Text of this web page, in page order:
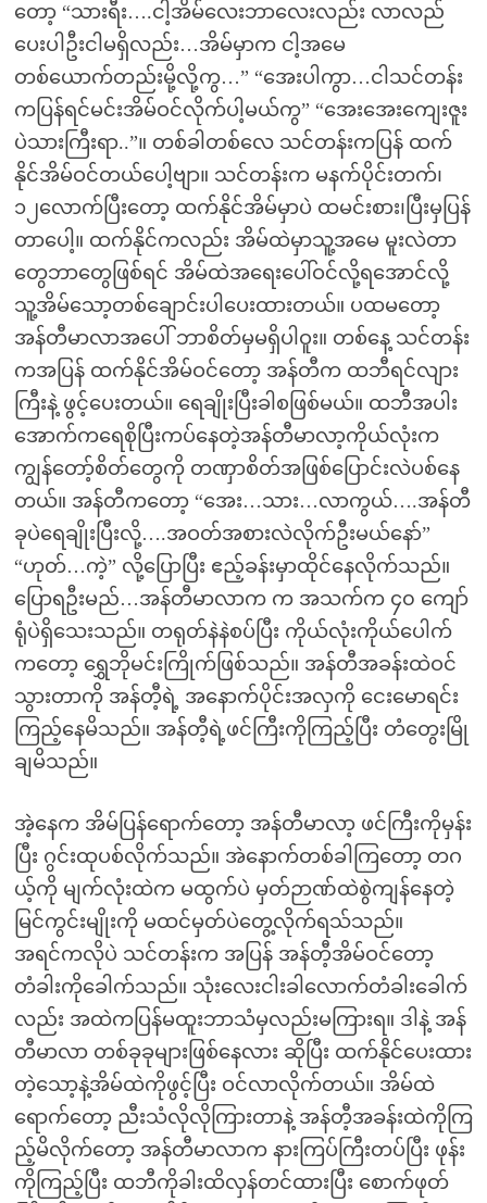
တော့ “သားရီး….ငါ့အိမ်လေးဘာလေးလည်း လာလည်
ပေးပါဦးငါမရှိလည်း…အိမ်မှာက ငါ့အမေ
တစ်ယောက်တည်းမို့လို့ကွ…” “အေးပါကွာ…ငါသင်တန်း
ကပြန်ရင်မင်းအိမ်ဝင်လိုက်ပါ့မယ်ကွ” “အေးအေးကျေးဇူး
ပဲသားကြီးရာ..”။ တစ်ခါတစ်လေ သင်တန်းကပြန် ထက်
နိုင်အိမ်ဝင်တယ်ပေါ့ဗျာ။ သင်တန်းက မနက်ပိုင်းတက်၊
၁၂လောက်ပြီးတော့ ထက်နိုင်အိမ်မှာပဲ ထမင်းစား၊ပြီးမှပြန်
တာပေါ့။ ထက်နိုင်ကလည်း အိမ်ထဲမှာသူ့အမေ မူးလဲတာ
တွေဘာတွေဖြစ်ရင် အိမ်ထဲအရေးပေါ်ဝင်လို့ရအောင်လို့
သူ့အိမ်သော့တစ်ချောင်းပါပေးထားတယ်။ ပထမတော့
အန်တီမာလာအပေါ် ဘာစိတ်မှမရှိပါဝူး။ တစ်နေ့ သင်တန်း
ကအပြန် ထက်နိုင်အိမ်ဝင်တော့ အန်တီက ထဘီရင်လျား
ကြီးနဲ့ ဖွင့်ပေးတယ်။ ရေချိုးပြီးခါစဖြစ်မယ်။ ထဘီအပါး
အောက်ကရေစိုပြီးကပ်နေတဲ့အန်တီမာလာ့ကိုယ်လုံးက
ကျွန်တော့်စိတ်တွေကို တဏှာစိတ်အဖြစ်ပြောင်းလဲပစ်နေ
တယ်။ အန်တီကတော့ “အေး…သား…လာကွယ်….အန်တီ
ခုပဲရေချိုးပြီးလို့….အဝတ်အစားလဲလိုက်ဦးမယ်နော်”
“ဟုတ်…ကဲ့” လို့ပြောပြီး ဧည့်ခန်းမှာထိုင်နေလိုက်သည်။
ပြောရဦးမည်…အန်တီမာလာက က အသက်က ၄၀ ကျော်
ရုံပဲရှိသေးသည်။ တရုတ်နဲနဲစပ်ပြီး ကိုယ်လုံးကိုယ်ပေါက်
ကတော့ ရွှေဘိုမင်းကြိုက်ဖြစ်သည်။ အန်တီအခန်းထဲဝင်
သွားတာကို အန်တီ့ရဲ့ အနောက်ပိုင်းအလှကို ငေးမောရင်း
ကြည့်နေမိသည်။ အန်တီ့ရဲ့ဖင်ကြီးကိုကြည့်ပြီး တံတွေးမြို
ချမိသည်။
အဲ့နေက အိမ်ပြန်ရောက်တော့ အန်တီမာလာ့ ဖင်ကြီးကိုမှန်း
ပြီး ဂွင်းထုပစ်လိုက်သည်။ အဲနောက်တစ်ခါကြတော့ တဂ
ယ့်ကို မျက်လုံးထဲက မထွက်ပဲ မှတ်ဉာဏ်ထဲစွဲကျန်နေတဲ့
မြင်ကွင်းမျိုးကို မထင်မှတ်ပဲတွေ့လိုက်ရသ်သည်။
အရင်ကလိုပဲ သင်တန်းက အပြန် အန်တီ့အိမ်ဝင်တော့
တံခါးကိုခေါက်သည်။ သုံးလေးငါးခါလောက်တံခါးခေါက်
လည်း အထဲကပြန်မထူးဘာသံမှလည်းမကြားရ။ ဒါနဲ့ အန်
တီမာလာ တစ်ခုခုများဖြစ်နေလား ဆိုပြီး ထက်နိုင်ပေးထား
တဲ့သော့နဲ့အိမ်ထဲကိုဖွင့်ပြီး ဝင်လာလိုက်တယ်။ အိမ်ထဲ
ရောက်တော့ ညီးသံလိုလိုကြားတာနဲ့ အန်တီ့အခန်းထဲကိုကြ
ည့်မိလိုက်တော့ အန်တီမာလာက နားကြပ်ကြီးတပ်ပြီး ဖုန်း
ကိုကြည့်ပြီး ထဘီကိုခါးထိလှန်တင်ထားပြီး စောက်ဖုတ်